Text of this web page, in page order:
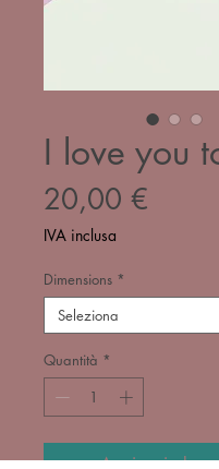
I love you
20,00 €
IVA inclusa
Dimensions *
Quantità *
Aggiungi al